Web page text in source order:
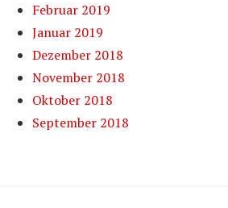
Februar 2019
Januar 2019
Dezember 2018
November 2018
Oktober 2018
September 2018